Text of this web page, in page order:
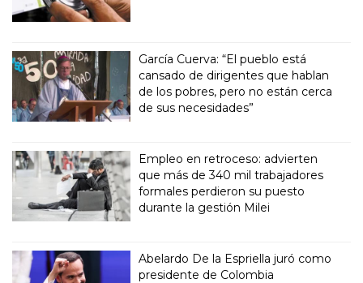
García Cuerva: “El pueblo está
cansado de dirigentes que hablan
de los pobres, pero no están cerca
de sus necesidades”
Empleo en retroceso: advierten
que más de 340 mil trabajadores
formales perdieron su puesto
durante la gestión Milei
Abelardo De la Espriella juró como
presidente de Colombia